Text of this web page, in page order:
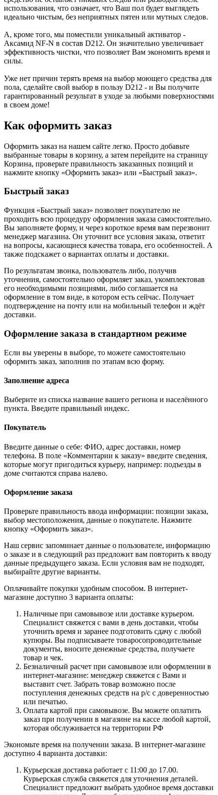
использования, что означает, что Ваш пол будет выглядеть
идеально чистым, без неприятных пятен или мутных следов.
А, кроме того, мы поместили уникальный активатор -
Аксамид NF-N в состав D212. Он значительно увеличивает
эффективность чистки, что позволяет Вам экономить время и
силы.
Уже нет причин терять время на выбор моющего средства для
пола, сделайте свой выбор в пользу D212 - и Вы получите
гарантированный результат в уходе за любыми поверхностями
в своем доме!
Как оформить заказ
Оформить заказ на нашем сайте легко. Просто добавьте
выбранные товары в корзину, а затем перейдите на страницу
Корзина, проверьте правильность заказанных позиций и
нажмите кнопку «Оформить заказ» или «Быстрый заказ».
Быстрый заказ
Функция «Быстрый заказ» позволяет покупателю не
проходить всю процедуру оформления заказа самостоятельно.
Вы заполняете форму, и через короткое время вам перезвонит
менеджер магазина. Он уточнит все условия заказа, ответит
на вопросы, касающиеся качества товара, его особенностей. А
также подскажет о вариантах оплаты и доставки.
По результатам звонка, пользователь либо, получив
уточнения, самостоятельно оформляет заказ, укомплектовав
его необходимыми позициями, либо соглашается на
оформление в том виде, в котором есть сейчас. Получает
подтверждение на почту или на мобильный телефон и ждёт
доставки.
Оформление заказа в стандартном режиме
Если вы уверены в выборе, то можете самостоятельно
оформить заказ, заполнив по этапам всю форму.
Заполнение адреса
Выберите из списка название вашего региона и населённого
пункта. Введите правильный индекс.
Покупатель
Введите данные о себе: ФИО, адрес доставки, номер
телефона. В поле «Комментарии к заказу» введите сведения,
которые могут пригодиться курьеру, например: подъезды в
доме считаются справа налево.
Оформление заказа
Проверьте правильность ввода информации: позиции заказа,
выбор местоположения, данные о покупателе. Нажмите
кнопку «Оформить заказ».
Наш сервис запоминает данные о пользователе, информацию
о заказе и в следующий раз предложит вам повторить к вводу
данные предыдущего заказа. Если условия вам не подходят,
выбирайте другие варианты.
Оплачивайте покупки удобным способом. В интернет-
магазине доступно 3 варианта оплаты:
Наличные при самовывозе или доставке курьером.
Специалист свяжется с вами в день доставки, чтобы
уточнить время и заранее подготовить сдачу с любой
купюры. Вы подписываете товаросопроводительные
документы, вносите денежные средства, получаете
товар и чек.
Безналичный расчет при самовывозе или оформлении в
интернет-магазине: менеджер свяжется с Вами и
выставит счет. Забрать товар возможно после
поступления денежных средств на р/с с доверенностью
или печатью.
Оплата картой при самовывозе. Вы можете оплатить
заказ при получении в магазине на кассе любой картой,
которая обслуживается на территории РФ
Экономьте время на получении заказа. В интернет-магазине
доступно 4 варианта доставки:
Курьерская доставка работает с 11:00 до 17.00.
Курьерская служба свяжется для уточнения деталей.
Специалист предложит выбрать удобное время доставки